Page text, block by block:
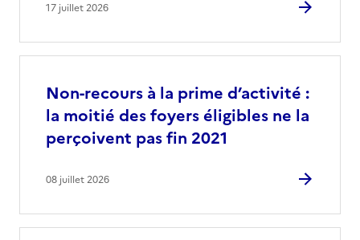
17 juillet 2026
Non-recours à la prime d’activité :
la moitié des foyers éligibles ne la
perçoivent pas fin 2021
08 juillet 2026